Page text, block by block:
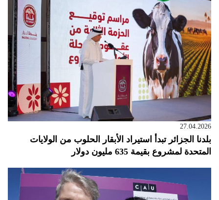
27.04.2026
بلدنا الجزائر تبدأ استيراد الأبقار الحلوب من الولايات
المتحدة لمشروع بقيمة 635 مليون دولار